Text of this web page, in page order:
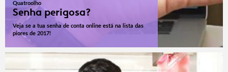
Quatroolho
Senha perigosa?
Veja se a tua senha de conta online está na lista das
piores de 2017!